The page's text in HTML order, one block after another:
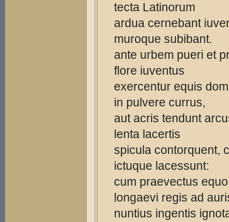
tecta Latinorum
ardua cernebant
muroque subibant.
ante urbem pueri et
flore iuventus
exercentur equis
in pulvere currus,
aut acris tendunt
lenta lacertis
spicula contorquent,
ictuque lacessunt:
cum praevectus equo
longaevi regis ad
nuntius ingentis